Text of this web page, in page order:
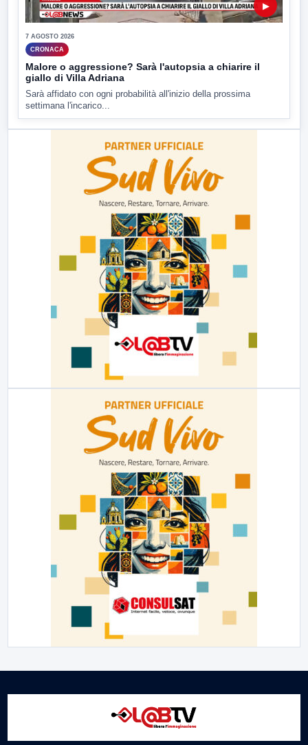
▶
7 AGOSTO 2026
CRONACA
Malore o aggressione? Sarà l'autopsia a chiarire il
giallo di Villa Adriana
Sarà affidato con ogni probabilità all'inizio della prossima
settimana l'incarico...